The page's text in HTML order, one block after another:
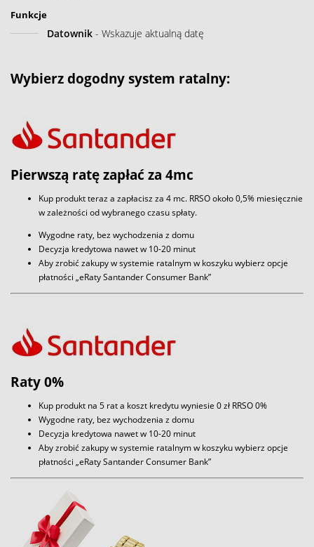
Funkcje
Datownik - Wskazuje aktualną datę
Wybierz dogodny system ratalny:
Pierwszą ratę zapłać za 4mc
Kup produkt teraz a zapłacisz za 4 mc. RRSO około 0,5% miesięcznie
w zależności od wybranego czasu spłaty.
Wygodne raty, bez wychodzenia z domu
Decyzja kredytowa nawet w 10-20 minut
Aby zrobić zakupy w systemie ratalnym w koszyku wybierz opcje
płatności „eRaty Santander Consumer Bank”
Raty 0%
Kup produkt na 5 rat a koszt kredytu wyniesie 0 zł RRSO 0%
Wygodne raty, bez wychodzenia z domu
Decyzja kredytowa nawet w 10-20 minut
Aby zrobić zakupy w systemie ratalnym w koszyku wybierz opcje
płatności „eRaty Santander Consumer Bank”